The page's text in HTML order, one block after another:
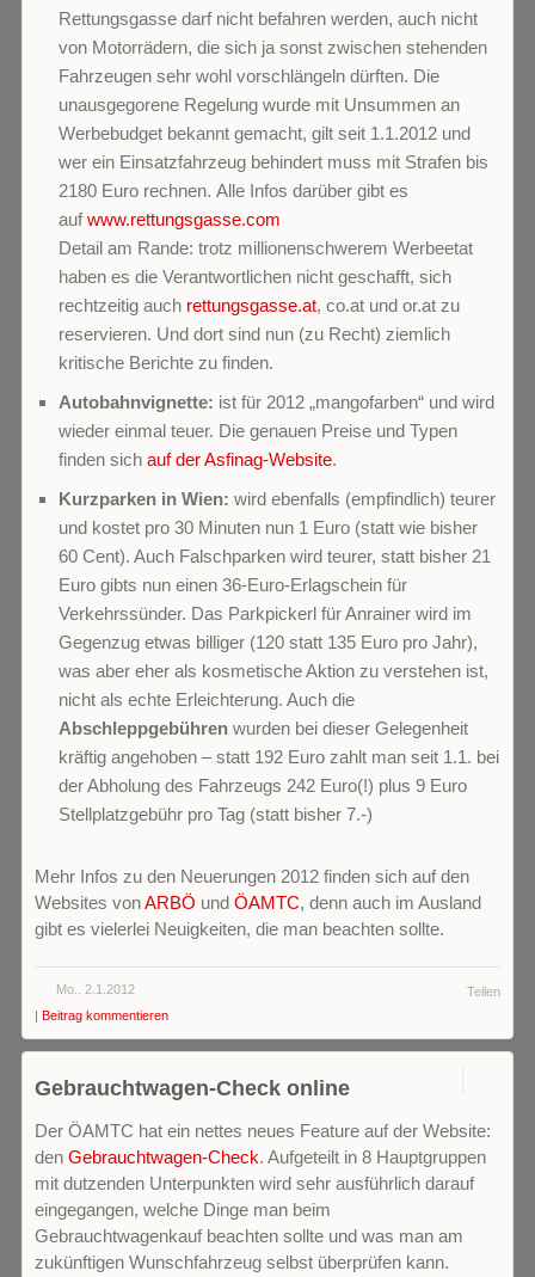
Rettungsgasse darf nicht befahren werden, auch nicht
von Motorrädern, die sich ja sonst zwischen stehenden
Fahrzeugen sehr wohl vorschlängeln dürften. Die
unausgegorene Regelung wurde mit Unsummen an
Werbebudget bekannt gemacht, gilt seit 1.1.2012 und
wer ein Einsatzfahrzeug behindert muss mit Strafen bis
2180 Euro rechnen. Alle Infos darüber gibt es
aufwww.rettungsgasse.com
Detail am Rande: trotz millionenschwerem Werbeetat
haben es die Verantwortlichen nicht geschafft, sich
rechtzeitig auch rettungsgasse.at, co.at und or.at zu
reservieren. Und dort sind nun (zu Recht) ziemlich
kritische Berichte zu finden.
Autobahnvignette: ist für 2012 „mangofarben“ und wird
wieder einmal teuer. Die genauen Preise und Typen
finden sich auf der Asfinag-Website.
Kurzparken in Wien: wird ebenfalls (empfindlich) teurer
und kostet pro 30 Minuten nun 1 Euro (statt wie bisher
60 Cent). Auch Falschparken wird teurer, statt bisher 21
Euro gibts nun einen 36-Euro-Erlagschein für
Verkehrssünder. Das Parkpickerl für Anrainer wird im
Gegenzug etwas billiger (120 statt 135 Euro pro Jahr),
was aber eher als kosmetische Aktion zu verstehen ist,
nicht als echte Erleichterung. Auch die
Abschleppgebühren wurden bei dieser Gelegenheit
kräftig angehoben – statt 192 Euro zahlt man seit 1.1. bei
der Abholung des Fahrzeugs 242 Euro(!) plus 9 Euro
Stellplatzgebühr pro Tag (statt bisher 7.-)
Mehr Infos zu den Neuerungen 2012 finden sich auf den
Websites vonARBÖ und ÖAMTC, denn auch im Ausland
gibt es vielerlei Neuigkeiten, die man beachten sollte.
Teilen
Mo.. 2.1.2012
Beitrag kommentieren
Gebrauchtwagen-Check online
Der ÖAMTC hat ein nettes neues Feature auf der Website:
den Gebrauchtwagen-Check. Aufgeteilt in 8 Hauptgruppen
mit dutzenden Unterpunkten wird sehr ausführlich darauf
eingegangen, welche Dinge man beim
Gebrauchtwagenkauf beachten sollte und was man am
zukünftigen Wunschfahrzeug selbst überprüfen kann.